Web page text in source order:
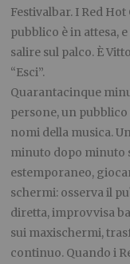
Festivalbar. I Red
pubblico è in attesa,
salire sul palco. È
“Esci”.
Quarantacinque
persone, un
nomi della musica.
minuto dopo minuto
estemporaneo,
schermi: osserva il
diretta, improvvisa
sui maxischermi,
continuo. Quando i